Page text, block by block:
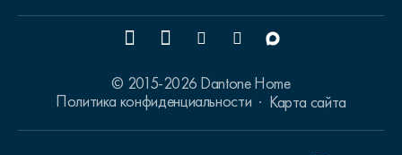
© 2015-2026 Dantone Home
Политика конфиденциальности
Карта сайта